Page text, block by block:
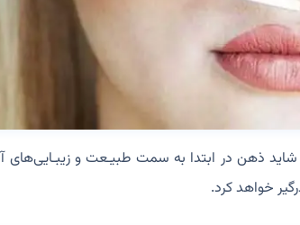
ذهن در ابتدا به سمت طبیـعت و زیبـایی‌های
خواهد کرد.